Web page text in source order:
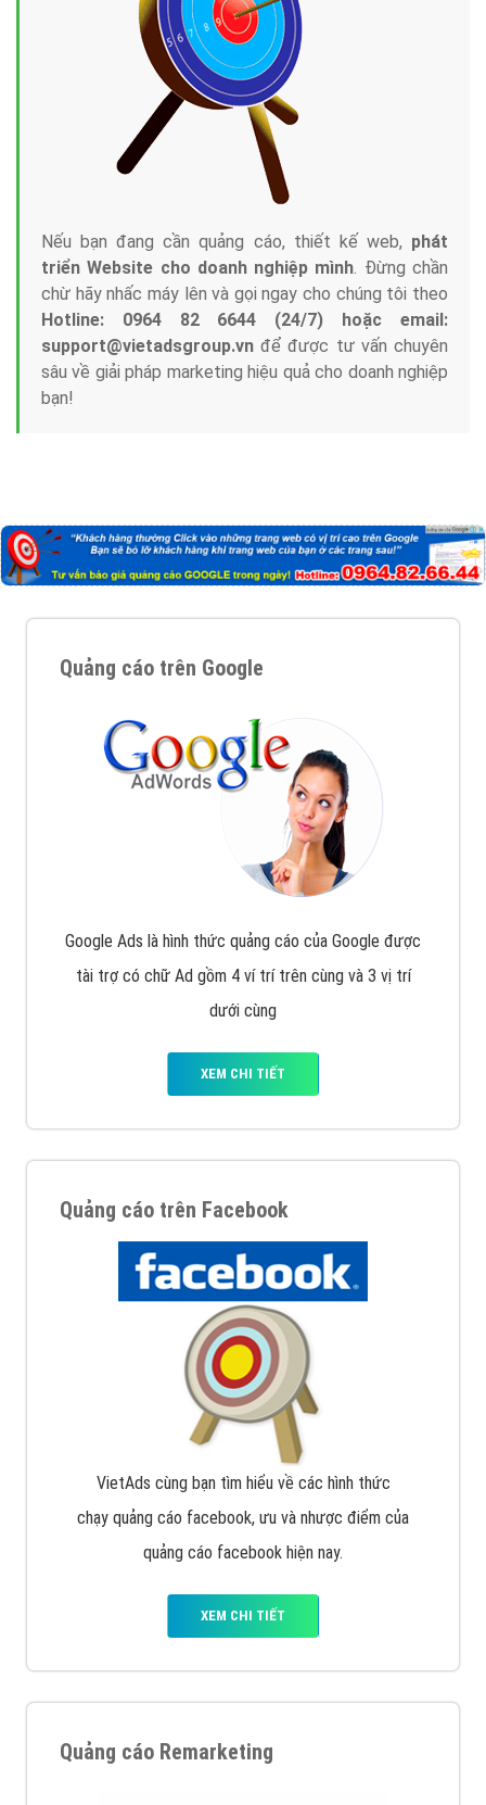
Nếu bạn đang cần quảng cáo, thiết kế web, phát
triển Website cho doanh nghiệp mình. Đừng chần
chừ hãy nhấc máy lên và gọi ngay cho chúng tôi theo
Hotline: 0964 82 6644 (24/7) hoặc email:
support@vietadsgroup.vn để được tư vấn chuyên
sâu về giải pháp marketing hiệu quả cho doanh nghiệp
bạn!
Quảng cáo trên Google
Google Ads là hình thức quảng cáo của Google được
tài trợ có chữ Ad gồm 4 ví trí trên cùng và 3 vị trí
dưới cùng
XEM CHI TIẾT
Quảng cáo trên Facebook
VietAds cùng bạn tìm hiểu về các hình thức
chạy quảng cáo facebook, ưu và nhược điểm của
quảng cáo facebook hiện nay.
XEM CHI TIẾT
Quảng cáo Remarketing